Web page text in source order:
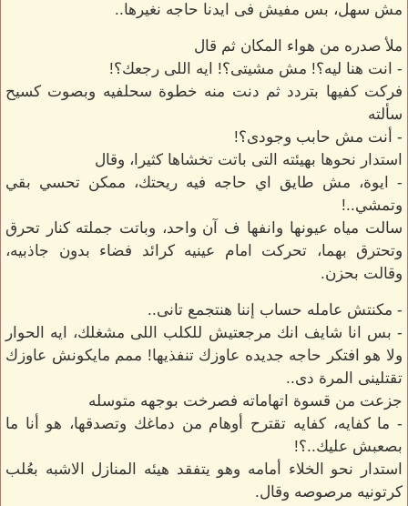
مش سهل، بس مفيش فى ايدنا حاجه نغيرها..
ملأ صدره من هواء المكان ثم قال
- انت هنا ليه؟! مش مشيتى؟! ايه اللى رجعك؟!
فركت كفيها بتردد ثم دنت منه خطوة سحلفيه وبصوت كسيح
سألته
- أنت مش حابب وجودى؟!
استدار نحوها بهيئته التى باتت تخشاها كثيرا، وقال
- ايوة، مش طايق اي حاجه فيه ريحتك، ممكن تحسي بقي
وتمشي..!
سالت مياه عيونها وانفها ف آن واحد، وباتت جملته كنار تحرق
وتحترق بهما، تحركت امام عينيه كرائد فضاء بدون جاذبيه،
وقالت بحزن.
- مكنتش عامله حساب إننا هنتجمع تانى..
- بس انا شايف انك مرجعتيش للكلب اللى مشغلك، ايه الحوار
ولا هو افتكر حاجه جديده عاوزك تنفذيها! ممم مايكونش عاوزك
تقتلينى المرة دى..
جزعت من قسوة اتهاماته فصرخت بوجهه متوسله
- ما كفايه، كفايه تقترح أوهام من دماغك وتصدقها، هو أنا ما
بصعبش عليك..؟!
استدار نحو الخلاء أمامه وهو يتفقد هيئه المنازل الاشبه بعُلب
كرتونيه مرصوصه وقال.